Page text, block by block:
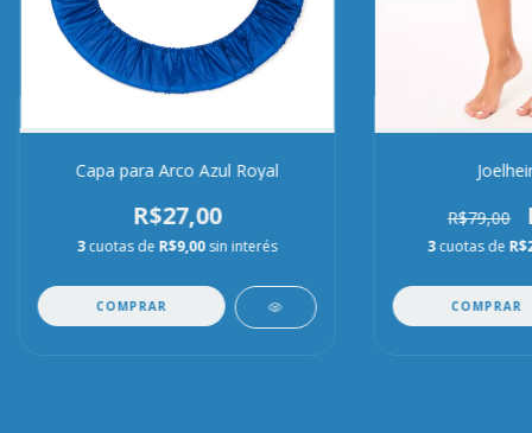
Capa para Arco Azul Royal
R$27,00
3cuotas de R$9,00sin interés
COMPRAR
R$79,00
3cuotas de
COMPRAR